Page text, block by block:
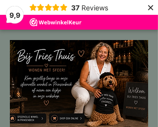
9,9
37 Reviews ×